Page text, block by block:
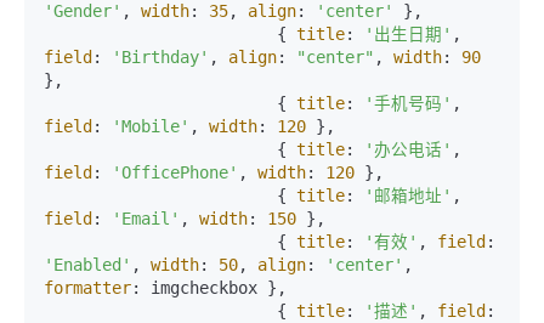
'Gender' , width: 35, align: 'center'
},
			{
title: '出生日期'
field : 'Birthday' , align: "center" , width: 90
},
			{
title: '手机号码'
field : 'Mobile' , width: 120 },
			{
title: '办公电话'
field : 'OfficePhone' , width: 120 },
			{
title: '邮箱地址'
field : 'Email' , width: 150 },
			{
title: '有效' , field
'Enabled' , width: 50, align: 'center'
formatter: imgcheckbox },
			{
title: '描述' , field